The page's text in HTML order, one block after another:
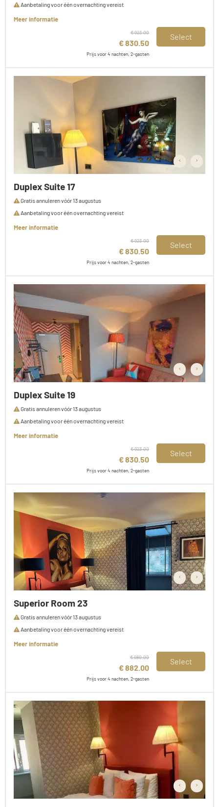
Aanbetaling voor één overnachting vereist
Meer informatie
€ 923.00
€ 830.50
Prijs voor 4 nachten, 2-gasten
Select
‹ ›
Duplex Suite 17
Gratis annuleren vóór 13 augustus
Aanbetaling voor één overnachting vereist
Meer informatie
€ 923.00
€ 830.50
Prijs voor 4 nachten, 2-gasten
Select
‹ ›
Duplex Suite 19
Gratis annuleren vóór 13 augustus
Aanbetaling voor één overnachting vereist
Meer informatie
€ 923.00
€ 830.50
Prijs voor 4 nachten, 2-gasten
Select
‹ ›
Superior Room 23
Gratis annuleren vóór 13 augustus
Aanbetaling voor één overnachting vereist
Meer informatie
€ 980.00
€ 882.00
Prijs voor 4 nachten, 2-gasten
Select
‹ ›